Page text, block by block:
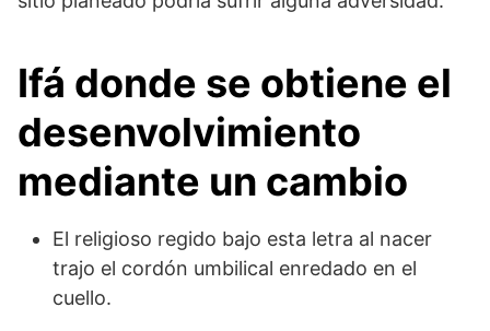
Ifá donde se obtiene el
desenvolvimiento
mediante un cambio
El religioso regido bajo esta letra al nacer
trajo el cordón umbilical enredado en el
cuello.